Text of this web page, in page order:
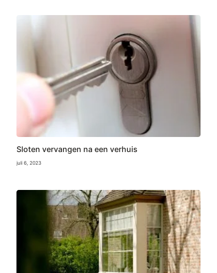
Sloten vervangen na een verhuis
juli 6, 2023